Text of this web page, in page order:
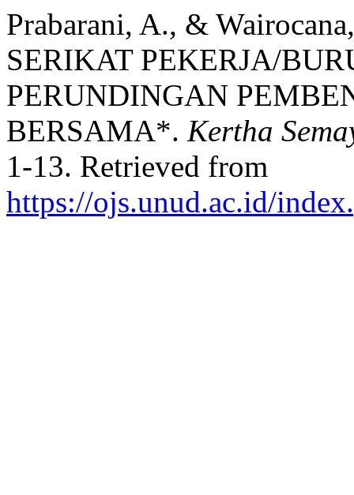
Prabarani, A., &
SERIKAT PEKERJA/
PERUNDINGAN
BERSAMA*. Kertha
1-13. Retrieved from
https://ojs.unud.ac.id/